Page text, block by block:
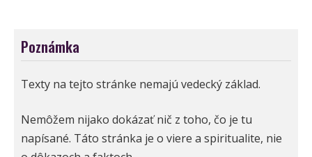
Poznámka
Texty na tejto stránke nemajú vedecký základ.
Nemôžem nijako dokázať nič z toho, čo je tu
napísané. Táto stránka je o viere a spiritualite, nie